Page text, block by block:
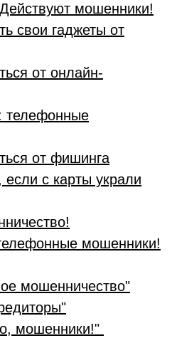
мошенники!
свои гаджеты от
от онлайн-
телефонные
от фишинга
если с карты украли
!
мошенники!
мошенничество"
мошенники!"